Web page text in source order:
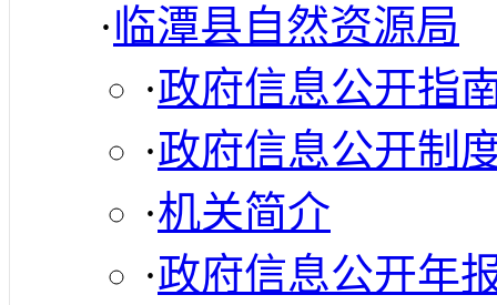
·临潭县自然资源局
·政府信息公开指
·政府信息公开制
·机关简介
·政府信息公开年